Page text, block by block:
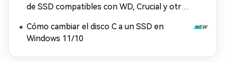
de SSD compatibles con WD, Crucial y otras
Cómo cambiar el disco C a un SSD en
Windows 11/10